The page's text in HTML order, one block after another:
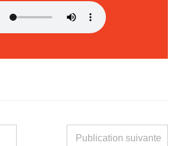
Publication suivante